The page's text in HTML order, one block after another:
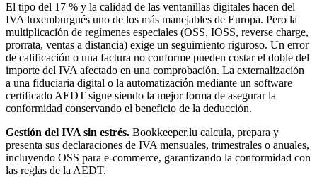
El tipo del 17 % y la calidad de las ventanillas digitales hacen del
IVA luxemburgués uno de los más manejables de Europa. Pero la
multiplicación de regímenes especiales (OSS, IOSS, reverse charge,
prorrata, ventas a distancia) exige un seguimiento riguroso. Un error
de calificación o una factura no conforme pueden costar el doble del
importe del IVA afectado en una comprobación. La externalización
a una fiduciaria digital o la automatización mediante un software
certificado AEDT sigue siendo la mejor forma de asegurar la
conformidad conservando el beneficio de la deducción.
Gestión del IVA sin estrés. Bookkeeper.lu calcula, prepara y
presenta sus declaraciones de IVA mensuales, trimestrales o anuales,
incluyendo OSS para e-commerce, garantizando la conformidad con
las reglas de la AEDT.